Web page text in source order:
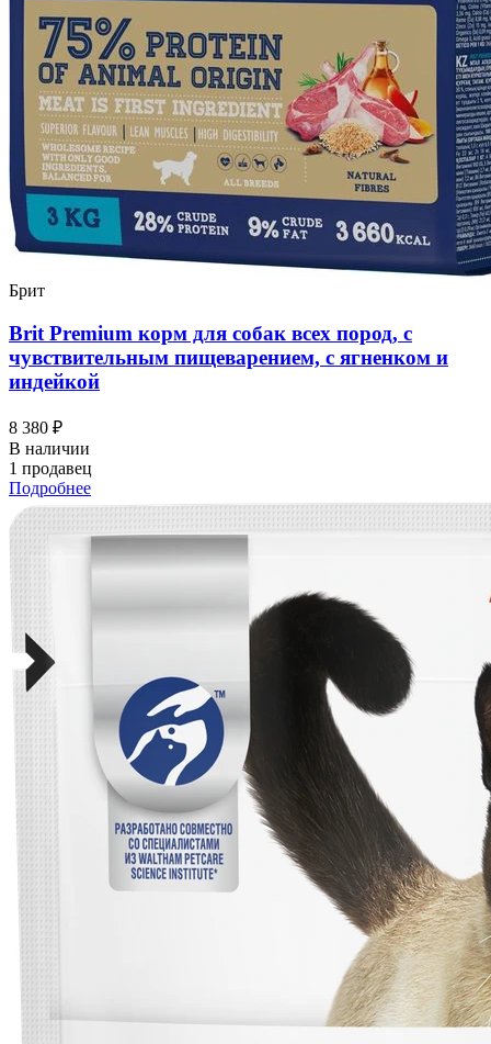
Брит
Brit Premium корм для собак всех пород, с
чувствительным пищеварением, с ягненком и
индейкой
8 380 ₽
В наличии
1 продавец
Подробнее